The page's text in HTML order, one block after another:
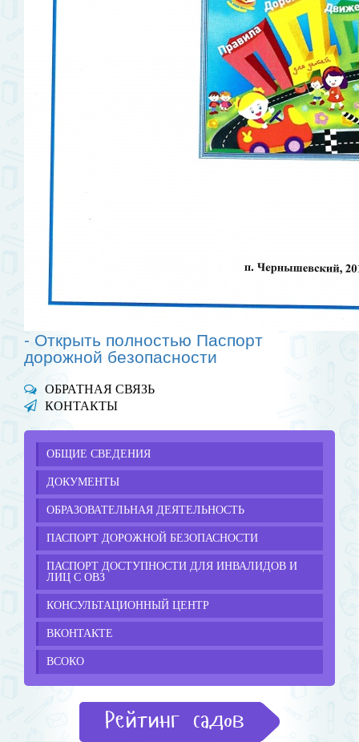
- Открыть полностью Паспорт
дорожной безопасности
ОБРАТНАЯ СВЯЗЬ
КОНТАКТЫ
ОБЩИЕ СВЕДЕНИЯ
ДОКУМЕНТЫ
ОБРАЗОВАТЕЛЬНАЯ ДЕЯТЕЛЬНОСТЬ
ПАСПОРТ ДОРОЖНОЙ БЕЗОПАСНОСТИ
ПАСПОРТ ДОСТУПНОСТИ ДЛЯ ИНВАЛИДОВ И
ЛИЦ С ОВЗ
КОНСУЛЬТАЦИОННЫЙ ЦЕНТР
ВКОНТАКТЕ
ВСОКО
Рейтинг садов